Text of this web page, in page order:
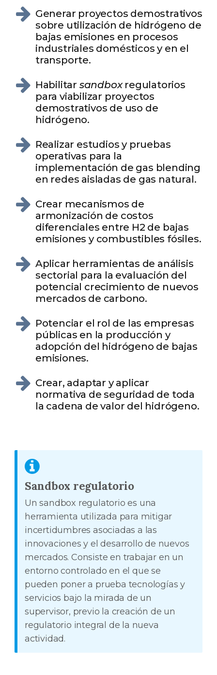
Generar proyectos demostrativos
sobre utilización de hidrógeno de
bajas emisiones en procesos
industriales domésticos y en el
transporte.
Habilitar sandboxregulatorios
para viabilizar proyectos
demostrativos de uso de
hidrógeno.
Realizar estudios y pruebas
operativas para la
implementación de gas blending
en redes aisladas de gas natural.
Crear mecanismos de
armonización de costos
diferenciales entre H2 de bajas
emisiones y combustibles fósiles.
Aplicar herramientas de análisis
sectorial para la evaluación del
potencial crecimiento de nuevos
mercados de carbono.
Potenciar el rol de las empresas
públicas en la producción y
adopción del hidrógeno de bajas
emisiones.
Crear, adaptar y aplicar
normativa de seguridad de toda
la cadena de valor del hidrógeno.
Sandbox regulatorio
Un sandbox regulatorio es una
herramienta utilizada para mitigar
incertidumbres asociadas a las
innovaciones y el desarrollo de nuevos
mercados. Consiste en trabajar en un
entorno controlado en el que se
pueden poner a prueba tecnologías y
servicios bajo la mirada de un
supervisor, previo la creación de un
regulatorio integral de la nueva
actividad.